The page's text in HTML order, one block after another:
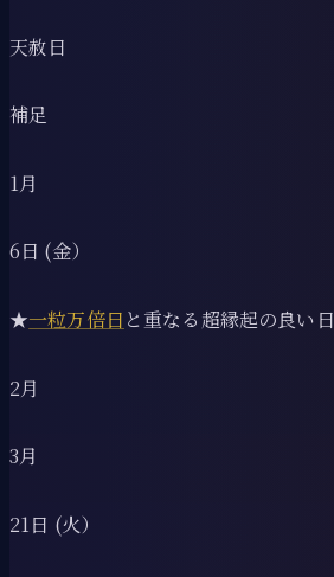
天赦日
補足
1月
6日 (金）
★一粒万倍日 と重なる超縁起の良い日
2月
3月
21日 (火）